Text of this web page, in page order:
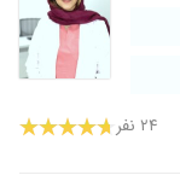
۲۴ نفر